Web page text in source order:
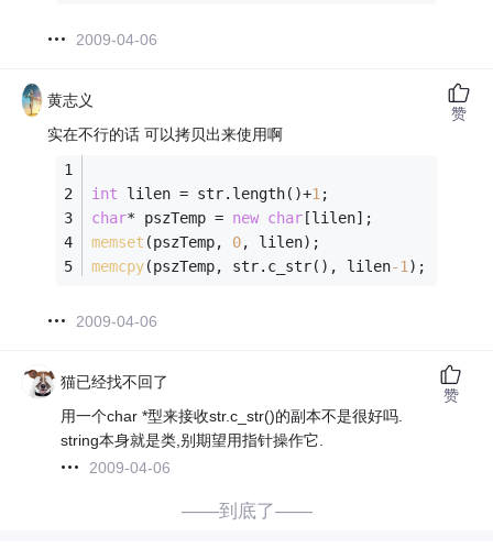
2009-04-06
黄志义
实在不行的话 可以拷贝出来使用啊
int lilen = str.length()+1 ;
char* pszTemp = new char [lilen];
memset (pszTemp, 0, lilen);
memcpy(pszTemp, str.c_str(), lilen-1 );
2009-04-06
赞
猫已经找不回了
用一个char *型来接收str.c_str()的副本不是很好吗.
string本身就是类,别期望用指针操作它.
2009-04-06
赞
——到底了——